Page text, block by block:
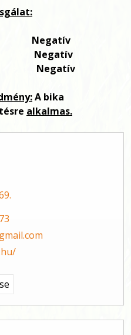
Negatív
Negatív
A bika
alkalmas.